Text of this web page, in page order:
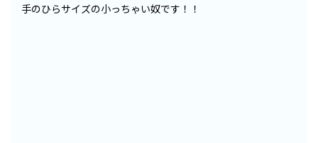
手のひらサイズの小っちゃい奴です！！